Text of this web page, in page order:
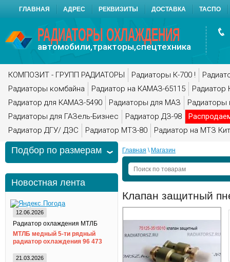
ГЛАВНАЯ АДРЕС РЕКВИЗИТЫ ДОСТАВКА ТАСПО
РАДИАТОРЫ ОХЛАЖДЕНИЯ
автомобили,тракторы,спецтехника
КОМПОЗИТ - ГРУПП РАДИАТОРЫ Радиаторы К-700 !
Радиаторы комбайна
Радиатор на КАМАЗ-65115
Радиатор
Радиатор для КАМАЗ-5490
Радиаторы для МАЗ
Радиаторы
Радиаторы для ГАЗель-Бизнес
Радиатор ДЗ-98
Радиатор ДГУ/ ДЭС
Радиатор МТЗ-80 Радиатор на МТЗ
Подбор по размерам
Новостная лента
12.06.2026
Радиатор охлаждения МТЛБ
МТЛБ медный 5-ти рядный
радиатор охлаждения 96 473
21.03.2026
Главная \ Магазин
Клапан защитный